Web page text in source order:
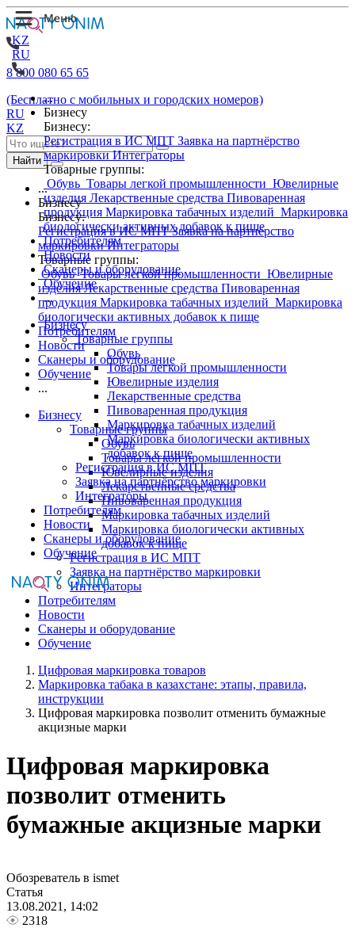
KZ
RU
...
Бизнесу
Бизнесу:
Регистрация в ИС МПТ Заявка на партнёрство
маркировкиИнтеграторы
Товарные группы:
Обувь Товары легкой промышленности Ювелирные
изделия Лекарственные средства Пивоваренная
продукция Маркировка табачных изделий Маркировка
биологически активных добавок к пище
Потребителям
Новости
Сканеры и оборудование
Обучение
...
Бизнесу
Товарные группы
Обувь
Товары легкой промышленности
Ювелирные изделия
Лекарственные средства
Пивоваренная продукция
Маркировка табачных изделий
Маркировка биологически активных
добавок к пище
Регистрация в ИС МПТ
Заявка на партнёрство маркировки
Интеграторы
Потребителям
Новости
Сканеры и оборудование
Обучение
8 800 080 65 65
(Бесплатно с мобильных и городских номеров)
RU
KZ
Найти
...
Бизнесу
Бизнесу:
Регистрация в ИС МПТЗаявка на партнёрство
маркировкиИнтеграторы
Товарные группы:
ОбувьТовары легкой промышленности Ювелирные
изделияЛекарственные средства Пивоваренная
продукция Маркировка табачных изделий Маркировка
биологически активных добавок к пище
Потребителям
Новости
Сканеры и оборудование
Обучение
...
Бизнесу
Товарные группы
Обувь
Товары легкой промышленности
Ювелирные изделия
Лекарственные средства
Пивоваренная продукция
Маркировка табачных изделий
Маркировка биологически активных
добавок к пище
Регистрация в ИС МПТ
Заявка на партнёрство маркировки
Интеграторы
Потребителям
Новости
Сканеры и оборудование
Обучение
Цифровая маркировка товаров
Маркировка табака в казахстане: этапы, правила,
инструкции
Цифровая маркировка позволит отменить бумажные
акцизные марки
Цифровая маркировка
позволит отменить
бумажные акцизные марки
Обозреватель в ismet
Статья
13.08.2021, 14:02
2318